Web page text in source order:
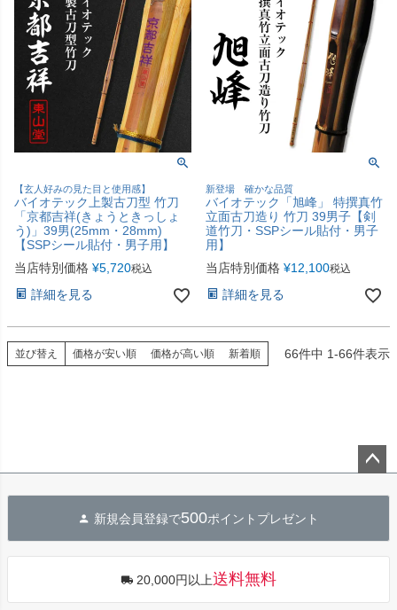
【玄人好みの見た目と使用感】
バイオテック上製古刀型 竹刀
「京都吉祥(きょうときっしょ
う)」39男(25mm・28mm)
【SSPシール貼付・男子用】
当店特別価格 ¥5,720税込
詳細を見る
新登場 確かな品質
バイオテック「旭峰」 特撰真竹
立面古刀造り 竹刀 39男子【剣
道竹刀・SSPシール貼付・男子
用】
当店特別価格 ¥12,100税込
詳細を見る
並び替え 価格が安い順 価格が高い順 新着順 66件中 1-66件表示
へ
新規会員登録で500ポイントプレゼント
20,000円以上送料無料